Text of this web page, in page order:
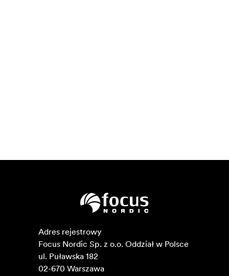
Adres rejestrowy
Focus Nordic Sp. z o.o. Oddział w Polsce
ul. Puławska 182
02-670 Warszawa